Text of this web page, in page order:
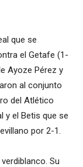
que se
el Getafe (1-
Ayoze Pérez y
al conjunto
del Atlético
y el Betis que se
por 2-1.
Su